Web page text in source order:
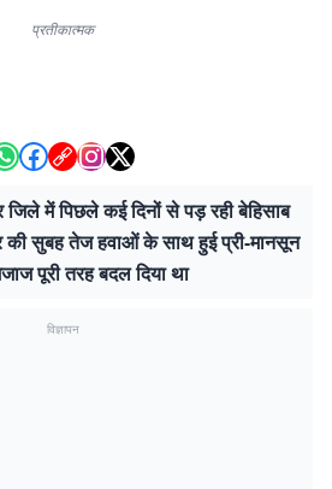
प्रतीकात्मक
में पिछले कई दिनों से पड़ रही बेहिसाब
की सुबह तेज हवाओं के साथ हुई प्री-मानसून
पूरी तरह बदल दिया था
विज्ञापन